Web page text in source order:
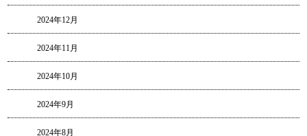
2024年12月
2024年11月
2024年10月
2024年9月
2024年8月